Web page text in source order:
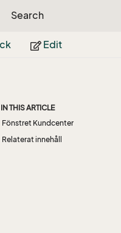
Search
Edit
IN THIS ARTICLE
Fönstret Kundcenter
Relaterat innehåll